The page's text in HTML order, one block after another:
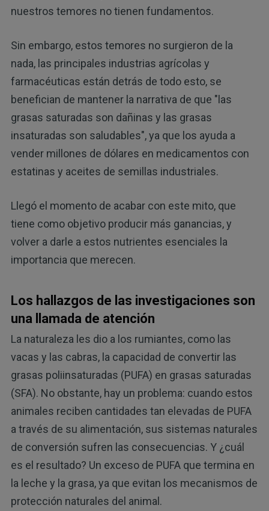
nuestros temores no tienen fundamentos.
Sin embargo, estos temores no surgieron de la
nada, las principales industrias agrícolas y
farmacéuticas están detrás de todo esto, se
benefician de mantener la narrativa de que "las
grasas saturadas son dañinas y las grasas
insaturadas son saludables", ya que los ayuda a
vender millones de dólares en medicamentos con
estatinas y aceites de semillas industriales.
Llegó el momento de acabar con este mito, que
tiene como objetivo producir más ganancias, y
volver a darle a estos nutrientes esenciales la
importancia que merecen.
Los hallazgos de las investigaciones son
una llamada de atención
La naturaleza les dio a los rumiantes, como las
vacas y las cabras, la capacidad de convertir las
grasas poliinsaturadas (PUFA) en grasas saturadas
(SFA). No obstante, hay un problema: cuando estos
animales reciben cantidades tan elevadas de PUFA
a través de su alimentación, sus sistemas naturales
de conversión sufren las consecuencias. Y ¿cuál
es el resultado? Un exceso de PUFA que termina en
la leche y la grasa, ya que evitan los mecanismos de
protección naturales del animal.